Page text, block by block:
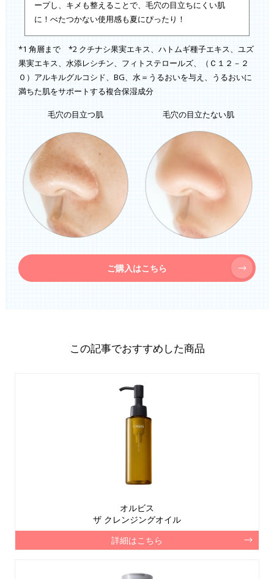
ープし、キメも整えることで、毛穴の目立ちにくい肌
に！べたつかない使用感も夏にぴったり！
*1 角層まで *2 クチナシ果実エキス、ハトムギ種子エキス、ユズ
果実エキス、水添レシチン、フィトステロールズ、（Ｃ１２－２
０）アルキルグルコシド、BG、水＝うるおいを与え、うるおいに
満ちた肌をサポートする複合保湿成分
毛穴の目立つ肌 毛穴の目立たない肌
ご購入はこちら
この記事でおすすめした商品
オルビス
ザ クレンジングオイル
詳細はこちら